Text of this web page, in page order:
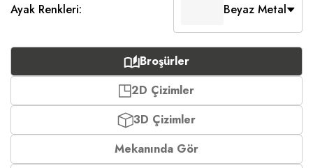
Ayak Renkleri: Beyaz Metal
Broşürler
2D Çizimler
3D Çizimler
Mekanında Gör